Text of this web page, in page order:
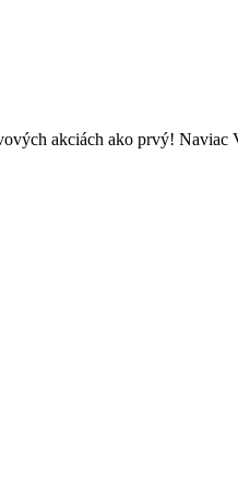
akciách ako prvý! Naviac